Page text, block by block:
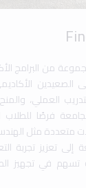
من البرامج
الصعيدين
العملي،
فرصًا
متعددة مثل
تعزيز تجربة
تسهم في تجهيز